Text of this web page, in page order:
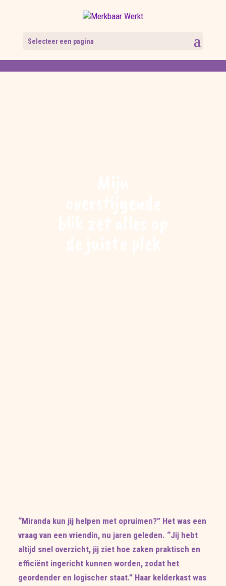
Selecteer een pagina
“Miranda kun jij helpen met opruimen?” Het was een
vraag van een vriendin, nu jaren geleden. “Jij hebt
altijd snel overzicht, jij ziet hoe zaken praktisch en
efficiënt ingericht kunnen worden, zodat het
geordender en logischer staat.” Haar kelderkast was